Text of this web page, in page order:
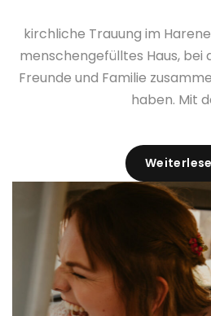
kirchliche Trauung im
menschengefülltes Haus, bei
Freunde und Familie
haben. Mit